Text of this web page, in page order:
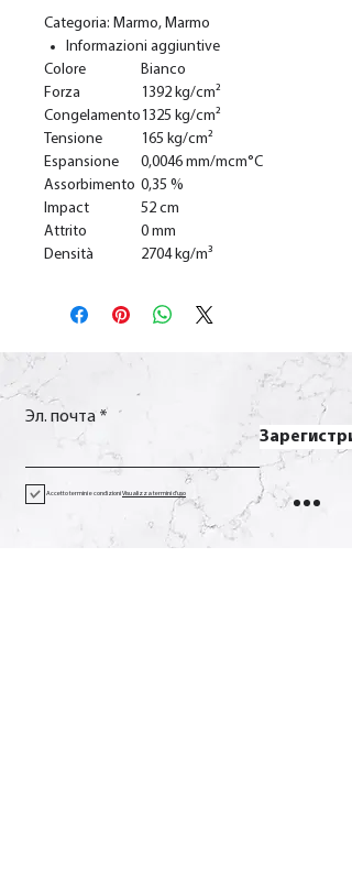
Categoria: Marmo, Marmo
Informazioni aggiuntive
Colore
Bianco
Forza
1392 kg/cm²
Congelamento 1325 kg/cm²
Tensione
165 kg/cm²
Espansione
0,0046 mm/mcm°C
Assorbimento 0,35 %
Impact
52 cm
Attrito
0 mm
Densità
2704 kg/m³
Эл. почта
Accetto termini e condizioniVisualizza termini d'uso